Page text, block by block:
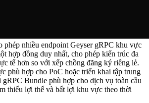
phép nhiều endpoint Geyser gRPC khu vực
hợp đồng duy nhất, cho phép kiến trúc đa
tế hơn so với xếp chồng đăng ký riêng lẻ.
phù hợp cho PoC hoặc triển khai tập trung
Bundle phù hợp cho dịch vụ toàn cầu
thiểu lợi thế và bất lợi khu vực theo thời